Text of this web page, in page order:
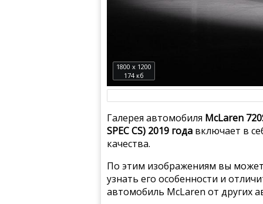
1800 x 1200
174 кб
Галерея автомобиля McLaren
SPEC CS) 2019 года включает в
качества.
По этим изображениям вы
узнать его особенности и
автомобиль McLaren от других